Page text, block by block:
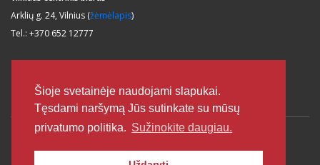
Šioje svetainėje naudojami slapukai.
Tęsdami naršymą Jūs sutinkate su mūsų
privatumo politika. Sužinokite daugiau.
Arklių g. 24, Vilnius (žėmėlapis)
Tel.: +370 652 12777
Informacija